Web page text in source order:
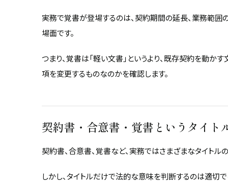
実務で覚書が登場するのは、契約期間の延長、業務範
場面です。
つまり、覚書は「軽い文書」というより、既存契約を動か
項を変更するものなのかを確認します。
契約書・合意書・覚書というタイト
契約書、合意書、覚書など、実務ではさまざまなタイトル
しかし、タイトルだけで法的な意味を判断するのは適切